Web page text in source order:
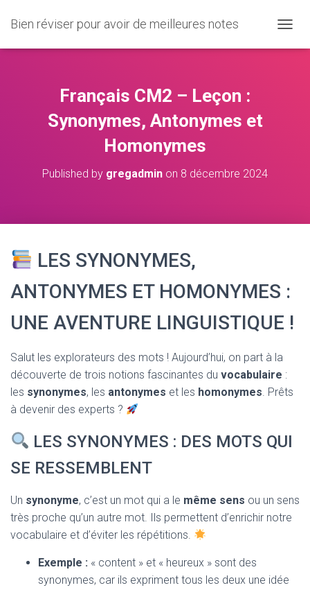
Bien réviser pour avoir de meilleures notes
U
A
Français CM2 – Leçon :
Synonymes, Antonymes et
Homonymes
Published by gregadmin on 8 décembre 2024
LES SYNONYMES,
ANTONYMES ET HOMONYMES :
UNE AVENTURE LINGUISTIQUE !
Salut les explorateurs des mots ! Aujourd’hui, on part à la
découverte de trois notions fascinantes du vocabulaire :
les synonymes, les antonymes et les homonymes. Prêts
à devenir des experts ?
LES SYNONYMES : DES MOTS QUI
SE RESSEMBLENT
Un synonyme, c’est un mot qui a le même sens ou un sens
très proche qu’un autre mot. Ils permettent d’enrichir notre
vocabulaire et d’éviter les répétitions.
Exemple : « content » et « heureux » sont des
synonymes, car ils expriment tous les deux une idée